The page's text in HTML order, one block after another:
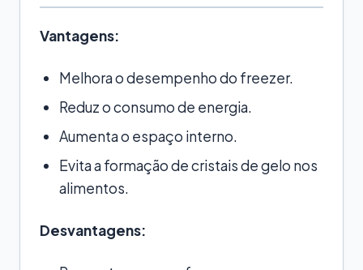
Vantagens:
Melhora o desempenho do freezer.
Reduz o consumo de energia.
Aumenta o espaço interno.
Evita a formação de cristais de gelo nos
alimentos.
Desvantagens: